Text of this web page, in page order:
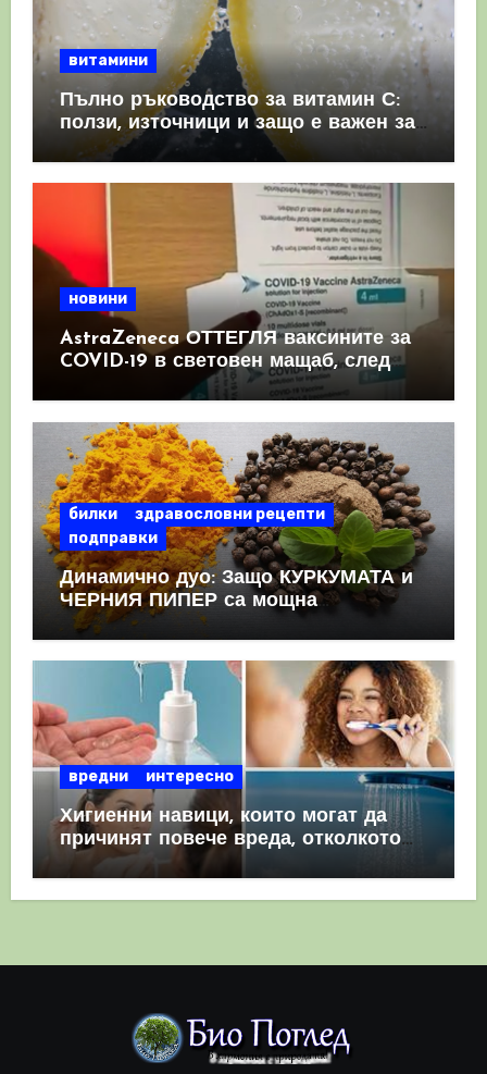
витамини
Пълно ръководство за витамин С:
ползи, източници и защо е важен за
имунната система
новини
AstraZeneca ОТТЕГЛЯ ваксините за
COVID-19 в световен мащаб, след
като призна, че те причиняват
билки
здравословни рецепти
подправки
Динамично дуо: Защо КУРКУМАТА и
ЧЕРНИЯ ПИПЕР са мощна
комбинация
вредни интересно
Хигиенни навици, които могат да
причинят повече вреда, отколкото
полза